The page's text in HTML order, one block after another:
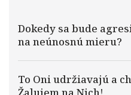
Dokedy sa bude
na neúnosnú mieru?
To Oni udržiavajú a